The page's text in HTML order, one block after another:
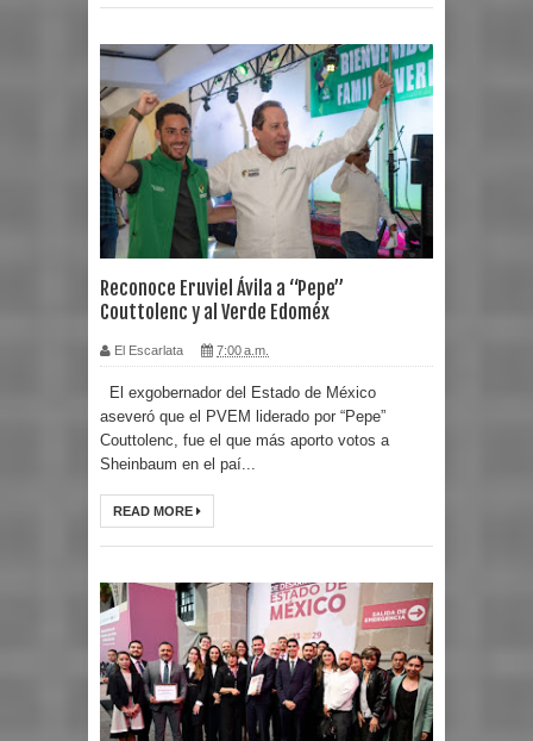
Reconoce Eruviel Ávila a “Pepe”
Couttolenc y al Verde Edoméx
El Escarlata 7:00 a.m.
El exgobernador del Estado de México
aseveró que el PVEM liderado por “Pepe”
Couttolenc, fue el que más aporto votos a
Sheinbaum en el paí...
READ MORE